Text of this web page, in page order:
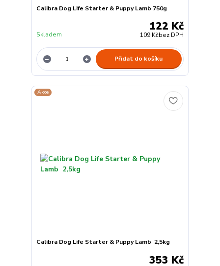
Calibra Dog Life Starter & Puppy Lamb 750g
122 Kč
109 Kčbez DPH
Skladem
Přidat do košíku
Akce
Calibra Dog Life Starter & Puppy Lamb 2,5kg
353 Kč